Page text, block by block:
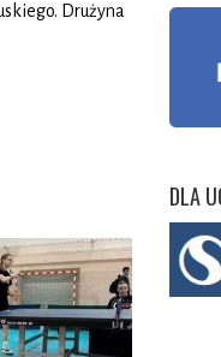
Drużyna
DLA